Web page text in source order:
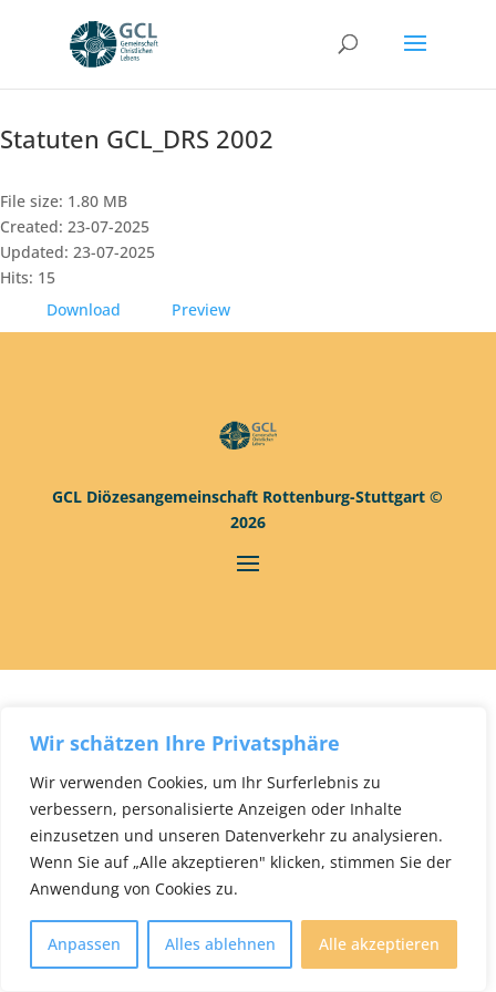
Wir schätzen Ihre Privatsphäre
Wir verwenden Cookies, um Ihr Surferlebnis zu
verbessern, personalisierte Anzeigen oder Inhalte
einzusetzen und unseren Datenverkehr zu analysieren.
Wenn Sie auf „Alle akzeptieren" klicken, stimmen Sie der
Anwendung von Cookies zu.
Anpassen Alles ablehnen Alle akzeptieren
Statuten GCL_DRS 2002
File size: 1.80 MB
Created: 23-07-2025
Updated: 23-07-2025
Hits: 15
Download
Preview
GCL Diözesangemeinschaft Rottenburg-Stuttgart ©
2026